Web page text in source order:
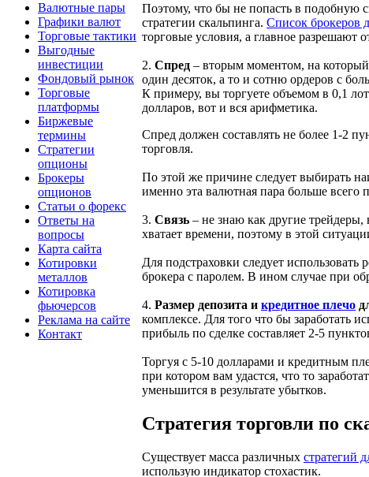
Валютные пары
Графики валют
Торговые тактики
Выгодные
инвестиции
Фондовый рынок
Торговые
платформы
Биржевые
термины
Стратегии
опционы
Брокеры
опционов
Статьи о форекс
Ответы на
вопросы
Карта сайта
Котировки
металлов
Котировка
фьючерсов
Реклама на сайте
Контакт
Поэтому, что бы не попасть в подобную
стратегии скальпинга. Список брокеров
торговые условия, а главное разрешают
2. Спред – вторым моментом, на который
один десяток, а то и сотню ордеров с
К примеру, вы торгуете объемом в 0,1
долларов, вот и вся арифметика.
Спред должен составлять не более 1-2
торговля.
По этой же причине следует выбирать
именно эта валютная пара больше всего
3. Связь – не знаю как другие трейдеры,
хватает времени, поэтому в этой
Для подстраховки следует
брокера с паролем. В ином случае при
4. Размер депозита и кредитное плечо
комплексе. Для того что бы заработать
прибыль по сделке составляет 2-5
Торгуя с 5-10 долларами и кредитным
при котором вам удастся, что то
уменьшится в результате убытков.
Стратегия торговли по
Существует масса различных стратегий
использую индикатор стохастик.